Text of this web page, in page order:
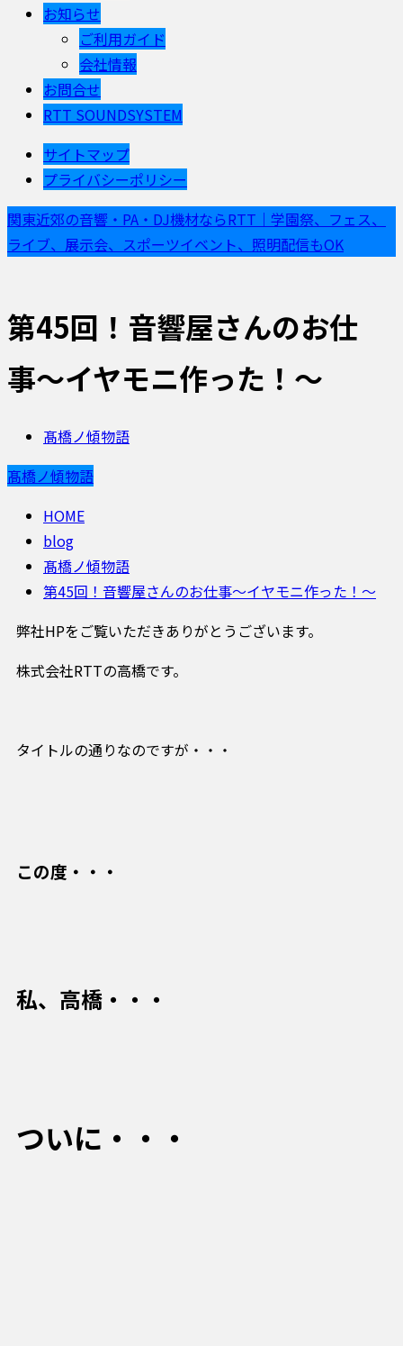
お知らせ
ご利用ガイド
会社情報
お問合せ
RTT SOUNDSYSTEM
サイトマップ
プライバシーポリシー
関東近郊の音響・PA・DJ機材ならRTT｜学園祭、フェス、
ライブ、展示会、スポーツイベント、照明配信もOK
第45回！音響屋さんのお仕
事〜イヤモニ作った！〜
髙橋ノ傾物語
髙橋ノ傾物語
HOME
blog
髙橋ノ傾物語
第45回！音響屋さんのお仕事〜イヤモニ作った！〜
弊社HPをご覧いただきありがとうございます。
株式会社RTTの高橋です。
タイトルの通りなのですが・・・
この度・・・
私、高橋・・・
ついに・・・